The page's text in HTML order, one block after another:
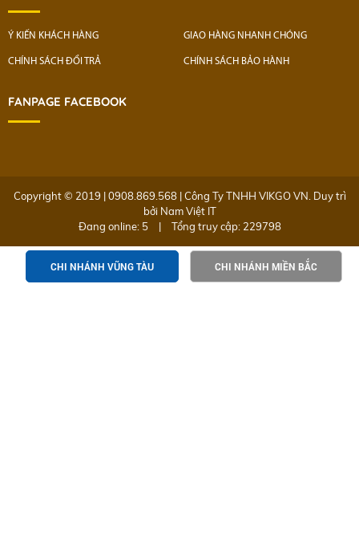
Ý KIẾN KHÁCH HÀNG GIAO HÀNG NHANH CHÓNG
CHÍNH SÁCH ĐỔI TRẢ CHÍNH SÁCH BẢO HÀNH
FANPAGE FACEBOOK
Copyright © 2019 | 0908.869.568 | Công Ty TNHH VIKGO VN. Duy trì
bởi Nam Việt IT
Đang online: 5
| Tổng truy cập: 229798
CHI NHÁNH VŨNG TÀU CHI NHÁNH MIỀN BẮC